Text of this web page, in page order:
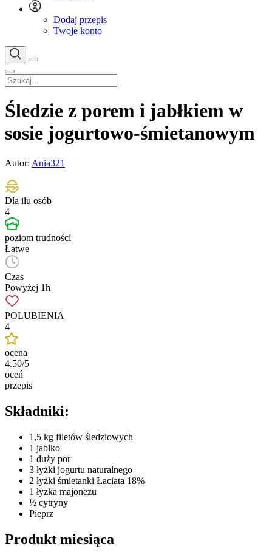
Dodaj przepis
Twoje konto
Śledzie z porem i jabłkiem w
sosie jogurtowo-śmietanowym
Autor: Ania321
Dla ilu osób
4
poziom trudności
Łatwe
Czas
Powyżej 1h
POLUBIENIA
4
ocena
4.50/5
oceń
przepis
Składniki:
1,5 kg filetów śledziowych
1 jabłko
1 duży por
3 łyżki jogurtu naturalnego
2 łyżki śmietanki Łaciata 18%
1 łyżka majonezu
½ cytryny
Pieprz
Produkt miesiąca